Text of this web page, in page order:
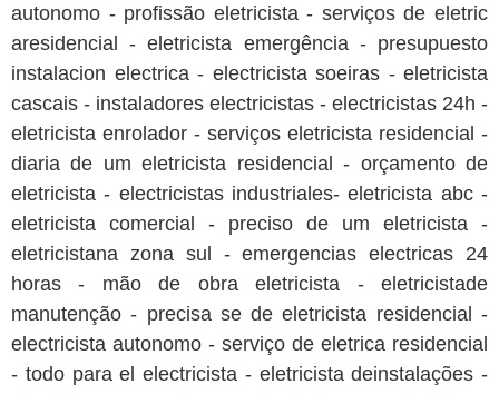
autonomo - profissão eletricista - serviços de eletric
aresidencial - eletricista emergência - presupuesto
instalacion electrica - electricista soeiras - eletricista
cascais - instaladores electricistas - electricistas 24h -
eletricista enrolador - serviços eletricista residencial -
diaria de um eletricista residencial - orçamento de
eletricista - electricistas industriales- eletricista abc -
eletricista comercial - preciso de um eletricista -
eletricistana zona sul - emergencias electricas 24
horas - mão de obra eletricista - eletricistade
manutenção - precisa se de eletricista residencial -
electricista autonomo - serviço de eletrica residencial
- todo para el electricista - eletricista deinstalações -